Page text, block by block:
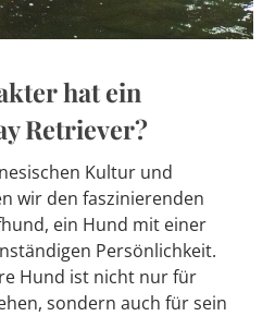
hat ein
Retriever?
Kultur und
wir den faszinierenden
ein Hund mit einer
Persönlichkeit.
Hund ist nicht nur für
sondern auch für sein